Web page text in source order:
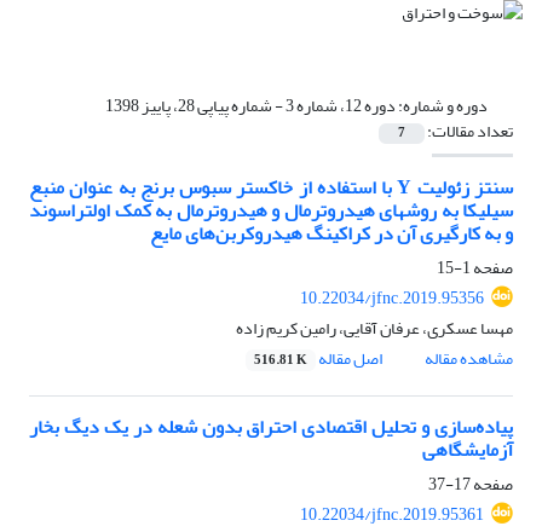
دوره و شماره:دوره 12، شماره 3 - شماره پیاپی 28، پاییز 1398
تعداد مقالات: 7
سنتز زئولیت Y با استفاده از خاکستر سبوس برنج به عنوان منبع
سیلیکا به روشهای هیدروترمال و هیدروترمال به کمک اولتراسوند
و به کارگیری آن در کراکینگ هیدروکربن‌های مایع
صفحه1-15
10.22034/jfnc.2019.95356
مهسا عسکری، عرفان آقایی، رامین کریم زاده
مشاهده مقاله
اصل مقاله 516.81 K
پیاده‌سازی و تحلیل اقتصادی احتراق بدون شعله در یک دیگ بخار
آزمایشگاهی
صفحه17-37
10.22034/jfnc.2019.95361